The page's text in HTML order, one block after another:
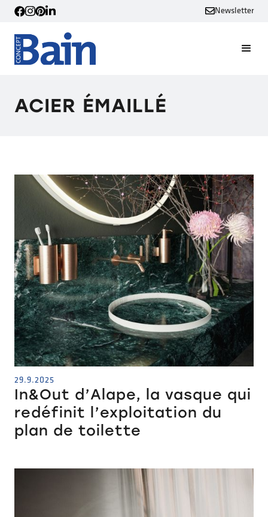
Newsletter
ACIER ÉMAILLÉ
29.9.2025
In&Out d’Alape, la vasque qui
redéfinit l’exploitation du
plan de toilette